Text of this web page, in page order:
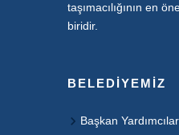
taşımacılığının en
biridir.
BELEDIYEMIZ
Başkan